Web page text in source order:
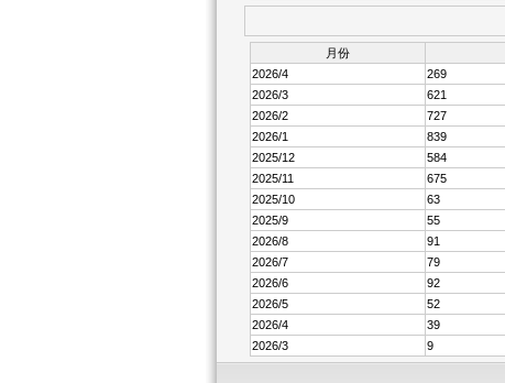
月份
2026/4
269
2026/3
621
2026/2
727
2026/1
839
2025/12
584
2025/11
675
2025/10
63
2025/9
55
2026/8
91
2026/7
79
2026/6
92
2026/5
52
2026/4
39
2026/3
9